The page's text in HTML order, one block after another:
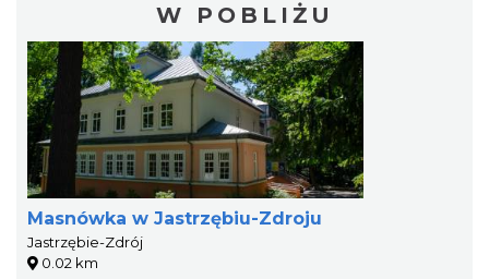
W POBLIŻU
Masnówka w Jastrzębiu-Zdroju
Jastrzębie-Zdrój
0.02 km